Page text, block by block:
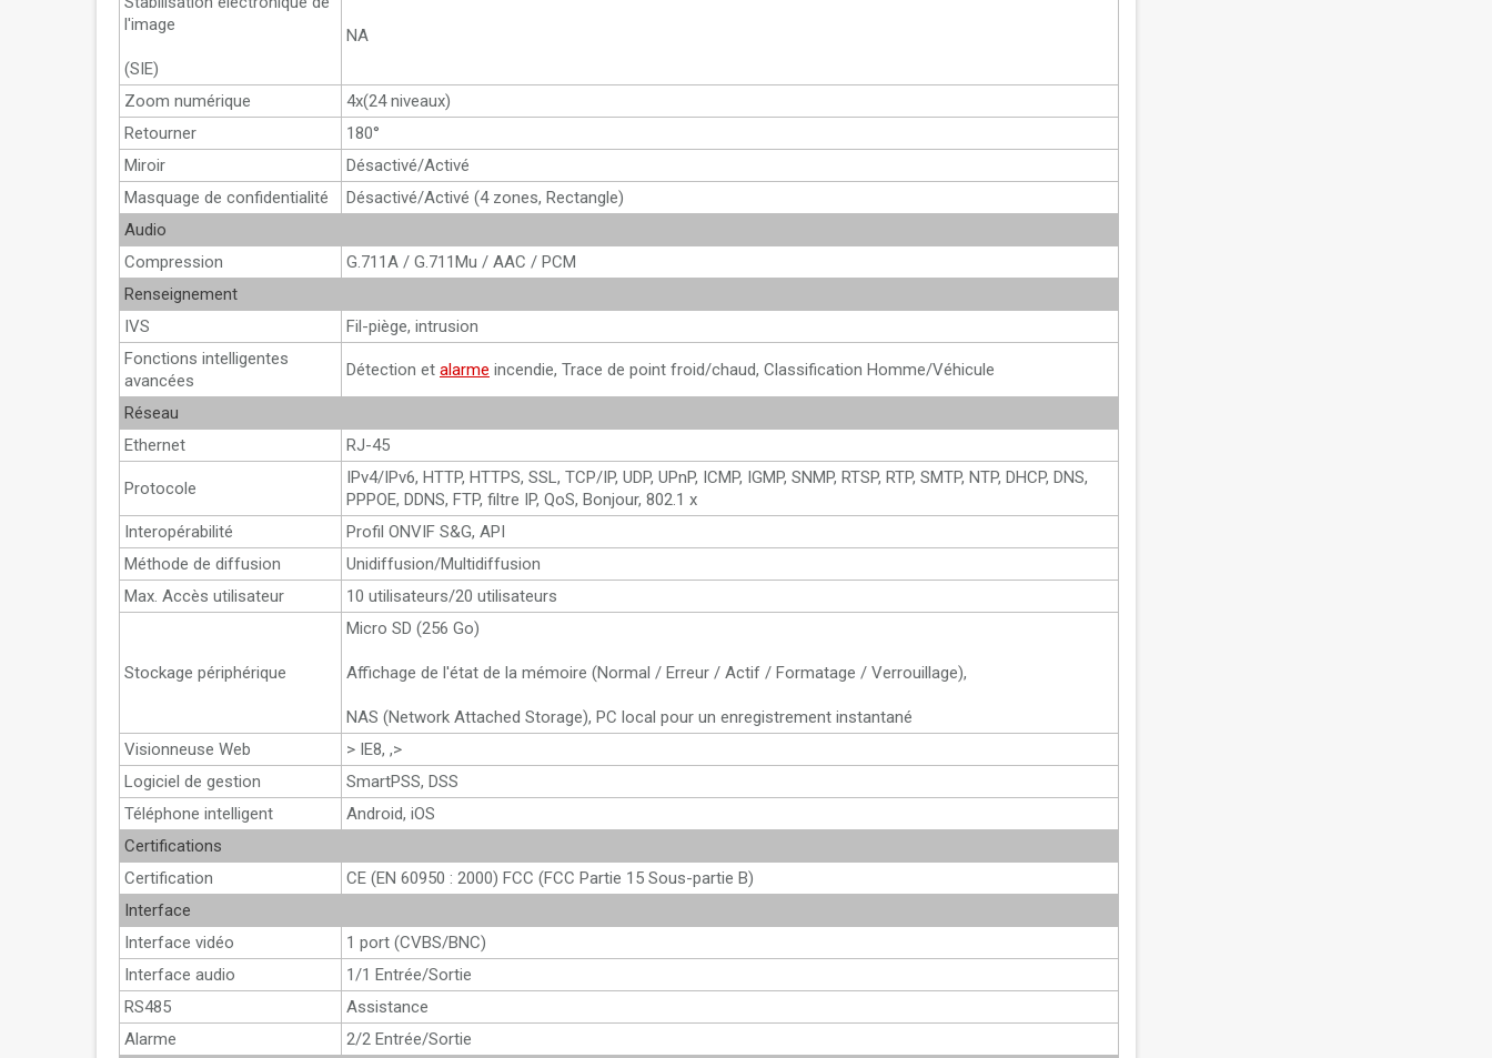
l'image
(SIE)
NA
Zoom numérique
4x(24 niveaux)
Retourner
180°
Miroir
Désactivé/Activé
Masquage de confidentialité
Désactivé/Activé (4 zones, Rectangle)
Audio
Compression
G.711A / G.711Mu / AAC / PCM
Renseignement
IVS
Fil-piège, intrusion
Fonctions intelligentes
avancées
Détection et alarme incendie, Trace de point froid/chaud, Classification Homme/Véhicule
Réseau
Ethernet
RJ-45
Protocole
IPv4/IPv6, HTTP, HTTPS, SSL, TCP/IP, UDP, UPnP, ICMP, IGMP, SNMP, RTSP, RTP, SMTP, NTP, DHCP, DNS,
PPPOE, DDNS, FTP, filtre IP, QoS, Bonjour, 802.1 x
Interopérabilité
Profil ONVIF S&G, API
Méthode de diffusion
Unidiffusion/Multidiffusion
Max. Accès utilisateur
10 utilisateurs/20 utilisateurs
Stockage périphérique
Micro SD (256 Go)
Affichage de l'état de la mémoire (Normal / Erreur / Actif / Formatage / Verrouillage),
NAS (Network Attached Storage), PC local pour un enregistrement instantané
Visionneuse Web
> IE8, ,>
Logiciel de gestion
SmartPSS, DSS
Téléphone intelligent
Android, iOS
Certifications
Certification
CE (EN 60950 : 2000) FCC (FCC Partie 15 Sous-partie B)
Interface
Interface vidéo
1 port (CVBS/BNC)
Interface audio
1/1 Entrée/Sortie
RS485
Assistance
Alarme
2/2 Entrée/Sortie